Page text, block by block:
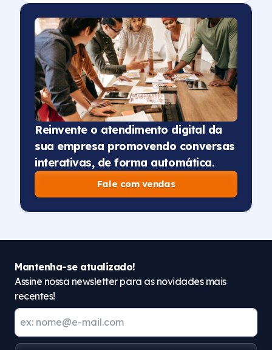
Reinvente o atendimento digital da
sua empresa promovendo conversas
interativas, de forma automática.
Fale com vendas
Mantenha-se atualizado!
Assine nossa newsletter para as novidades mais
recentes!